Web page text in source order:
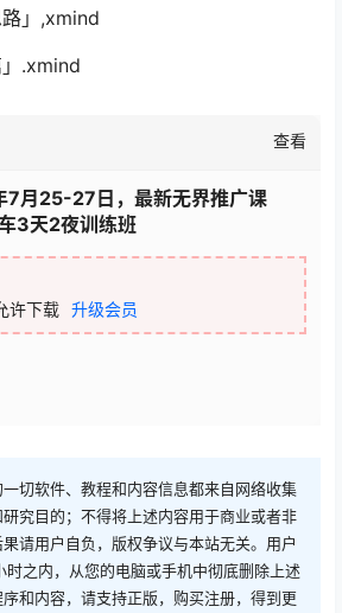
」,xmind
.xmind
查看
7月25-27日，最新无界推广课
3天2夜训练班
许下载 升级会员
切软件、教程和内容信息都来自网络收集
究目的；不得将上述内容用于商业或者非
请用户自负，版权争议与本站无关。用户
之内，从您的电脑或手机中彻底删除上述
和内容，请支持正版，购买注册，得到更